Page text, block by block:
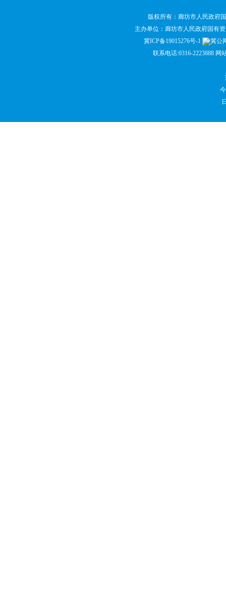
版权所有：廊坊市人民政府
主办单位：廊坊市人民政府国有
冀ICP备19015276号-1
冀公
联系电话:0316-2223888 网